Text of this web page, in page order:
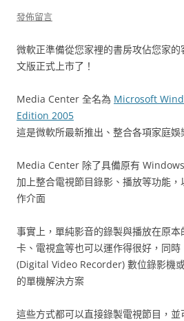
發佈留言
微軟正準備從您家裡的書房攻佔您家的
文版正式上市了！
Media Center 全名為 Microsoft
Edition 2005
這是微軟所最新推出、整合各項家庭
Media Center 除了具備原有
加上整合電視節目錄影、播放等功能
作介面
事實上，單純影音的錄製與播放在原
卡、電視盒等也可以運作得很好，同時
(Digital Video Recorder) 數位錄影機
的單機解決方案
這些方式都可以直接錄製電視節目，